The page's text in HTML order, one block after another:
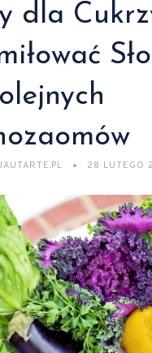
dla
28 LUTEGO